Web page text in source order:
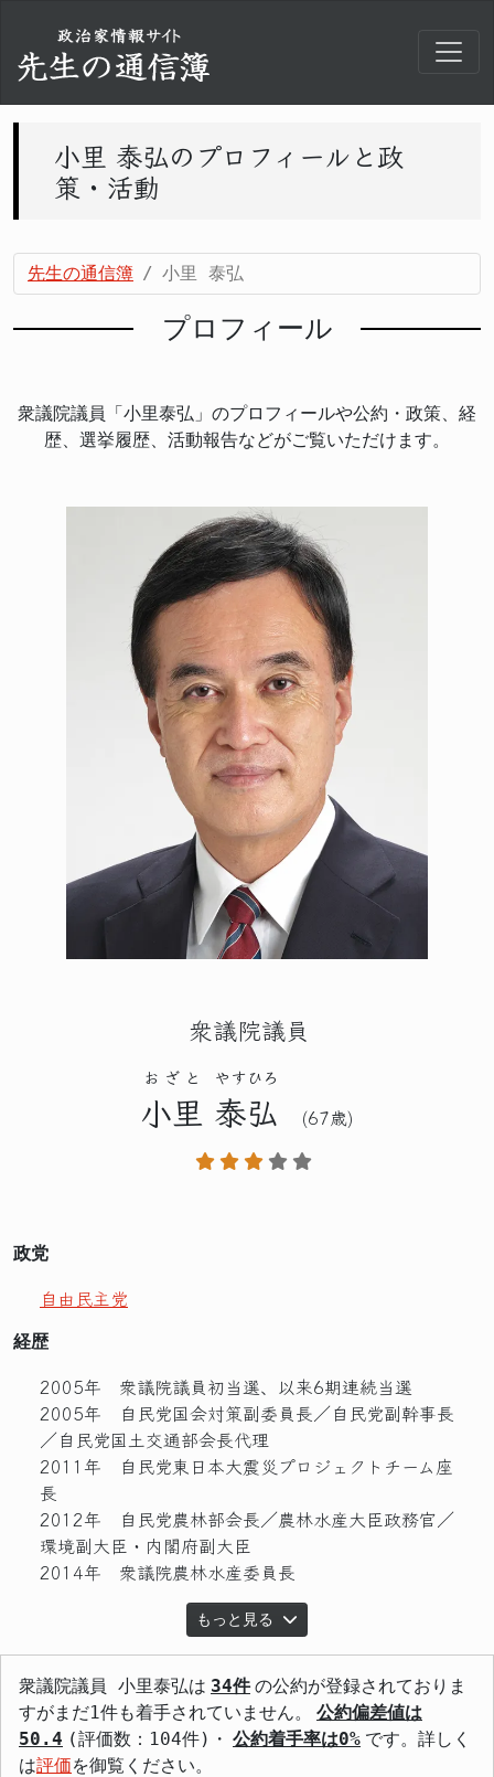
小里 泰弘のプロフィールと政
策・活動
先生の通信簿 小里 泰弘
プロフィール
衆議院議員「小里泰弘」のプロフィールや公約・政策、経
歴、選挙履歴、活動報告などがご覧いただけます。
衆議院議員
小里
おざと
泰弘
やすひろ
(67歳)
政党
自由民主党
経歴
2005年 衆議院議員初当選、以来6期連続当選
2005年 自民党国会対策副委員長／自民党副幹事長
／自民党国土交通部会長代理
2011年 自民党東日本大震災プロジェクトチーム座
長
2012年 自民党農林部会長／農林水産大臣政務官／
環境副大臣・内閣府副大臣
2014年 衆議院農林水産委員長
もっと見る
衆議院議員 小里泰弘は 34件 の公約が登録されておりま
すがまだ1件も着手されていません。
公約偏差値は
50.4 (評価数：104件)・ 公約着手率は0% です。詳しく
は評価を御覧ください。